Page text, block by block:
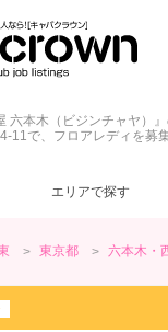
六本木（ビジンチャヤ）
11で、フロアレディを募
エリアで探す
新宿・歌舞伎町 (4)
クラブ (2)
髪型自由 (7)
制服 (5)
東京都 六本木・